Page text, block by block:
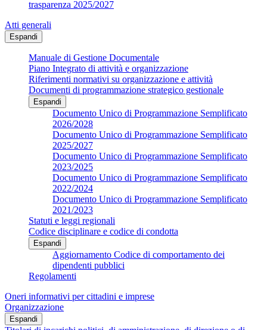
trasparenza 2025/2027
Atti generali
Espandi
Manuale di Gestione Documentale
Piano Integrato di attività e organizzazione
Riferimenti normativi su organizzazione e attività
Documenti di programmazione strategico gestionale
Espandi
Documento Unico di Programmazione Semplificato
2026/2028
Documento Unico di Programmazione Semplificato
2025/2027
Documento Unico di Programmazione Semplificato
2023/2025
Documento Unico di Programmazione Semplificato
2022/2024
Documento Unico di Programmazione Semplificato
2021/2023
Statuti e leggi regionali
Codice disciplinare e codice di condotta
Espandi
Aggiornamento Codice di comportamento dei
dipendenti pubblici
Regolamenti
Oneri informativi per cittadini e imprese
Organizzazione
Espandi